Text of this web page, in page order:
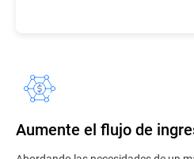
Aumente el flujo de